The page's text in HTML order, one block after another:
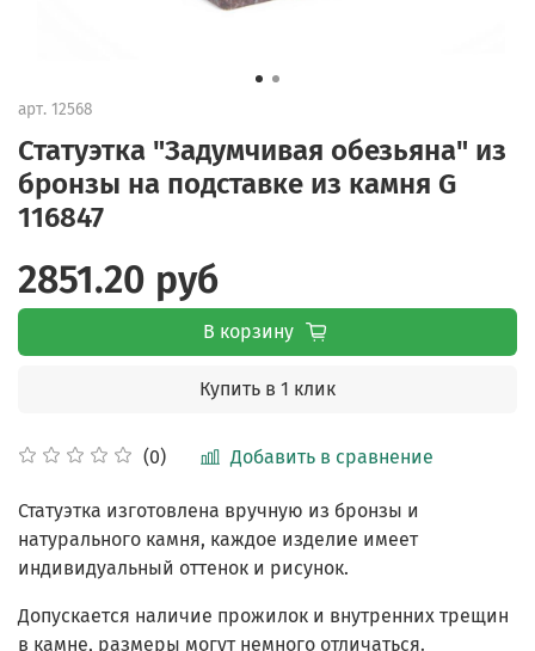
арт. 12568
Статуэтка "Задумчивая обезьяна" из
бронзы на подставке из камня G
116847
(0) Добавить в сравнение
2851.20 руб
В корзину
Купить в 1 клик
Статуэтка изготовлена вручную из бронзы и
натурального камня, каждое изделие имеет
индивидуальный оттенок и рисунок.
Допускается наличие прожилок и внутренних трещин
в камне, размеры могут немного отличаться.